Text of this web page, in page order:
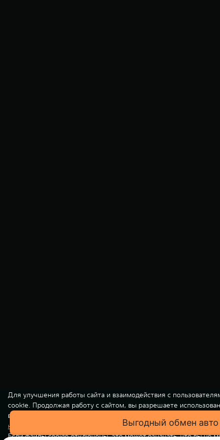
Для улучшения работы сайта и взаимодействия с
cookie. Продолжая работу с сайтом, вы разрешаете
вашей персональной информации на нашем сайте
конфиденциальности
. Вы всегда можете отключить файлы
Если файлы cookie отключены, это может означать, что вы не
Выгодный обмен авто